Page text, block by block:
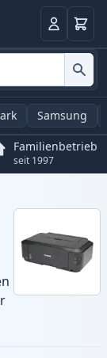
Anmelden
Samsung
Familienbetrieb
seit 1997